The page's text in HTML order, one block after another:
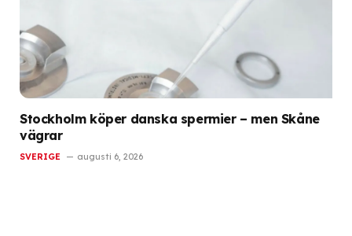
Stockholm köper danska spermier – men Skåne
vägrar
SVERIGE augusti 6, 2026